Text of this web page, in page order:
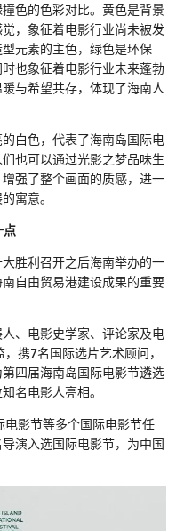
色的色彩对比。黄色是背景
，象征着电影行业尚未被发
元素的主色，绿色是环保
也象征着电影行业未来蓬勃
与希望共存，体现了海南人
白色，代表了海南岛国际电
也可以通过光影之梦品味生
强了整个画面的质感，进一
寓意。
点
胜利召开之后海南举办的一
自由贸易港建设成果的重要
、电影史学家、评论家及电
携7名国际选片艺术顾问，
四届海南岛国际电影节遴选
名电影人亮相。
影节等多个国际电影节任
演入选国际电影节，为中国